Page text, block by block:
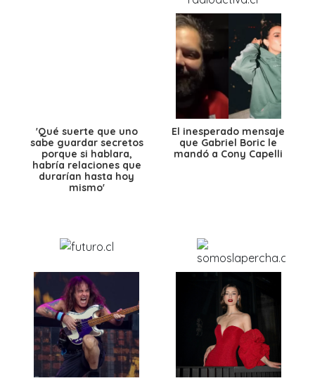
'Qué suerte que uno
sabe guardar secretos
porque si hablara,
habría relaciones que
durarían hasta hoy
mismo'
El inesperado mensaje
que Gabriel Boric le
mandó a Cony Capelli